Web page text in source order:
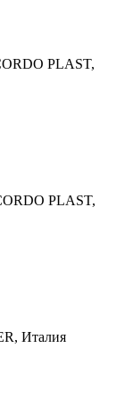
PLAST,
PLAST,
Италия